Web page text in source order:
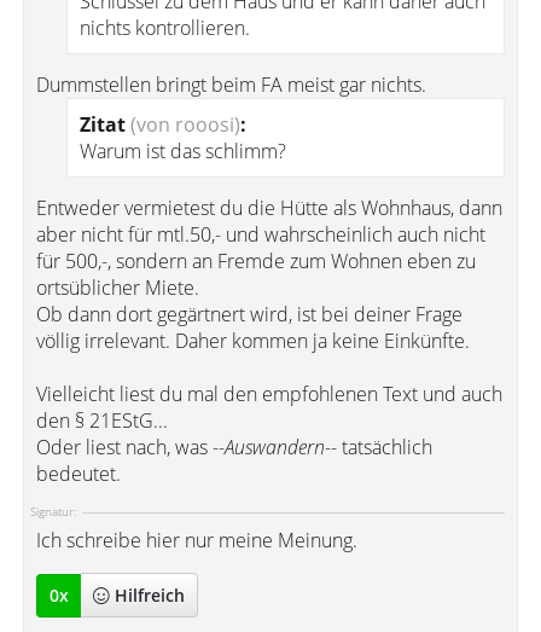
nichts kontrollieren.
Dummstellen bringt beim FA meist gar nichts.
Zitat(von rooosi):
Warum ist das schlimm?
Entweder vermietest du die Hütte als Wohnhaus, dann
aber nicht für mtl.50,- und wahrscheinlich auch nicht
für 500,-, sondern an Fremde zum Wohnen eben zu
ortsüblicher Miete.
Ob dann dort gegärtnert wird, ist bei deiner Frage
völlig irrelevant. Daher kommen ja keine Einkünfte.
Vielleicht liest du mal den empfohlenen Text und auch
den § 21EStG...
Oder liest nach, was --Auswandern-- tatsächlich
bedeutet.
Signatur:
Ich schreibe hier nur meine Meinung.
0x Hilfreich